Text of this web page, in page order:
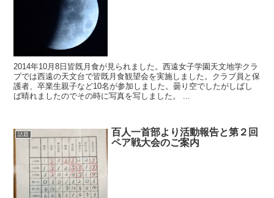
2014年10月8日皆既月食が見られました。西遠女子学園天文地学クラ
ブでは西遠の天文台で皆既月食観望会を実施しました。クラブ員と保
護者、卒業生親子など10名が参加しました。曇り空でしたがしばし
ば晴れましたのでその時に写真を写しました。 ...
話題
百人一首部より活動報告と第２回
ペア戦大会のご案内